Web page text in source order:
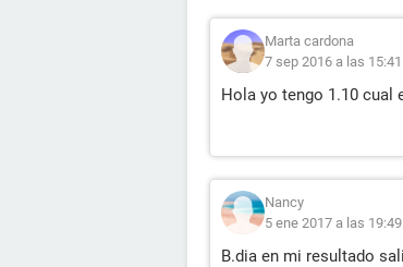
Marta cardona
7 sep 2016 a las 15:41
Hola yo tengo 1.10 cual
Nancy
5 ene 2017 a las 19:49
B.dia en mi resultado